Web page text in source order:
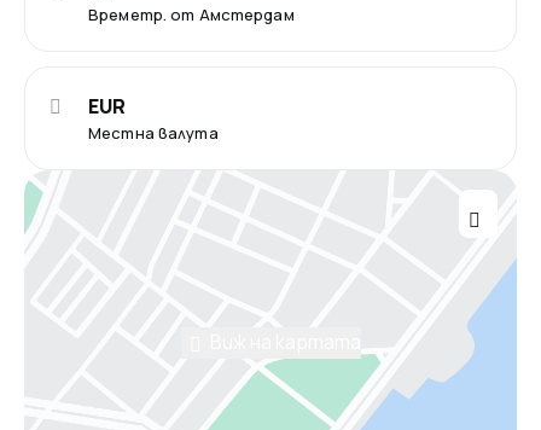
Времетр. от Амстердам
Местна валута
EUR